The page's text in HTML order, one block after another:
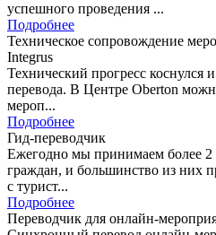
успешного проведения ...
Подробнее
Техническое сопровождение
Integrus
Технический прогресс коснулся
перевода. В Центре Oberton
мероп...
Подробнее
Гид-переводчик
Ежегодно мы принимаем более
граждан, и большинство из них
с турист...
Подробнее
Переводчик для онлайн-